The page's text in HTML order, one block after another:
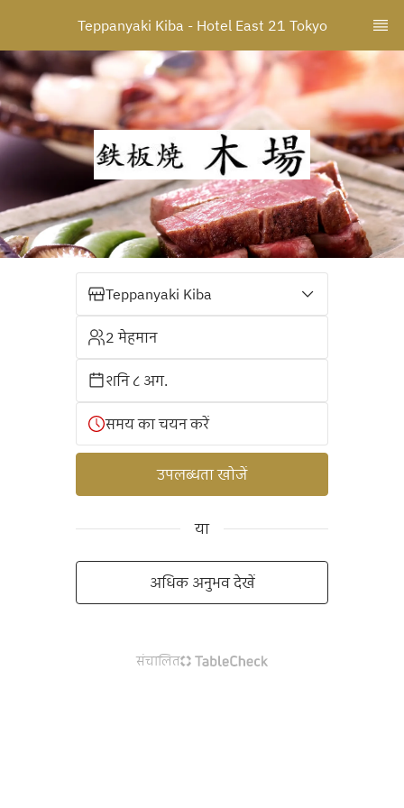
Teppanyaki Kiba - Hotel East 21 Tokyo
Teppanyaki Kiba
2 मेहमान
शनि ८ अग.
समय का चयन करें
उपलब्धता खोजें
या
अधिक अनुभव देखें
संचालित